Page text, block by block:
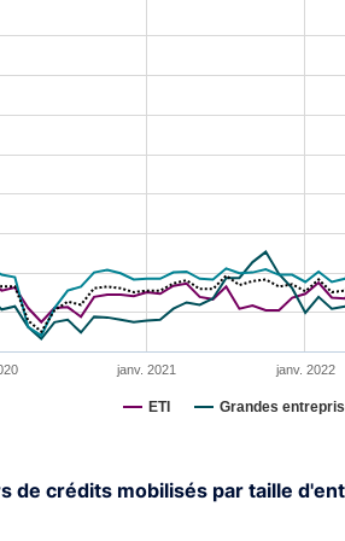
data table, Chart
has 1 X axis displaying XAxis.
has 1 Y axis displaying YAxis.
ETI Grandes
janv. 2021 janv. 2022
de crédits mobilisés par taille